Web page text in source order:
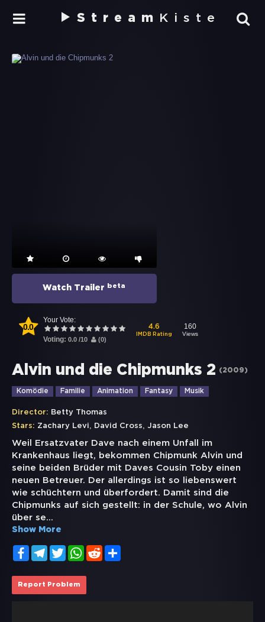
Stream Kiste
Watch Trailer beta
0.0
Your Vote:
Voting: 0.0 /10 (0)
4.6
IMDB Rating
160
Views
Alvin und die Chipmunks 2 (2009)
Komödie Familie Animation Fantasy Musik
Director: Betty Thomas
Stars: Zachary Levi, David Cross, Jason Lee
Weil Ersatzvater Dave nach einem Unfall im
Krankenhaus liegt, bekommen Chipmunk Alvin und
seine beiden Brüder mit Daves Cousin Toby einen
neuen Betreuer. Der allerdings ist so liebenswert
wie schüchtern und überfordert. Damit sind die
Chipmunks auf sich gestellt: in der Schule, wo Alvin
über se...
Show More
FacebookTelegramTwitterWhatsApp
Reddit
Report Problem